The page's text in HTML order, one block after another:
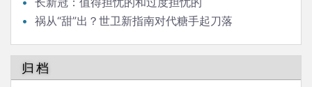
祸从“甜”出？世卫新指南对代糖手起刀落
归档